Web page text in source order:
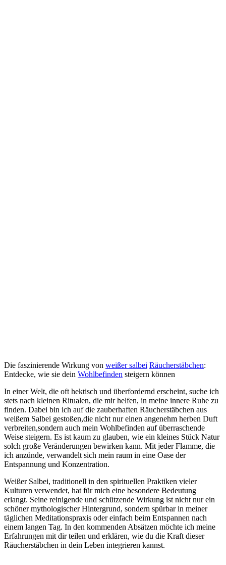
Die​ faszinierende Wirkung von weißer salbei Räucherstäbchen:
Entdecke, wie sie dein Wohlbefinden steigern ‍können
In einer Welt, die oft‌ hektisch und überfordernd erscheint, suche ​ich
stets ​nach kleinen ​Ritualen, ‍die mir ‌helfen, ‌in meine innere Ruhe ⁤zu
finden. Dabei bin ich auf die zauberhaften ​Räucherstäbchen ⁣aus
weißem Salbei gestoßen,die nicht‍ nur ‌einen angenehm herben Duft ​
verbreiten,sondern auch mein Wohlbefinden ⁢auf überraschende
Weise⁤ steigern.‌ Es ist‌ kaum zu ‌glauben, wie ein kleines Stück Natur
solch‌ große ⁣Veränderungen​ bewirken kann. Mit‌ jeder Flamme,​ die
ich ‍anzünde, verwandelt⁤ sich ​mein raum in ⁣eine Oase der
Entspannung⁣ und Konzentration.
Weißer ⁢Salbei,⁤ traditionell ‍in den spirituellen Praktiken vieler
‍Kulturen verwendet, hat für mich eine besondere Bedeutung
⁣erlangt. Seine⁢ reinigende und⁤ schützende‌ Wirkung ⁢ist nicht nur ein
⁢schöner ‌mythologischer Hintergrund, sondern ‌spürbar ⁣in meiner⁤
täglichen⁢ Meditationspraxis oder einfach beim Entspannen nach
⁢einem⁤ langen Tag. In‍ den kommenden Absätzen⁤ möchte ich ‌meine
⁢Erfahrungen mit dir‌ teilen und ‍erklären, wie du die Kraft dieser
Räucherstäbchen in⁣ dein Leben​ integrieren kannst.